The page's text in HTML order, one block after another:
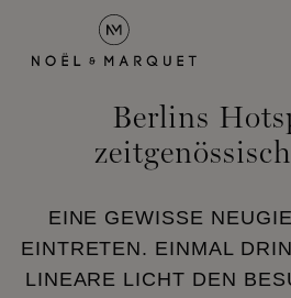
Berlins
EINE GEWISSE
EINTRETEN. EINMAL
LINEARE LICHT DEN